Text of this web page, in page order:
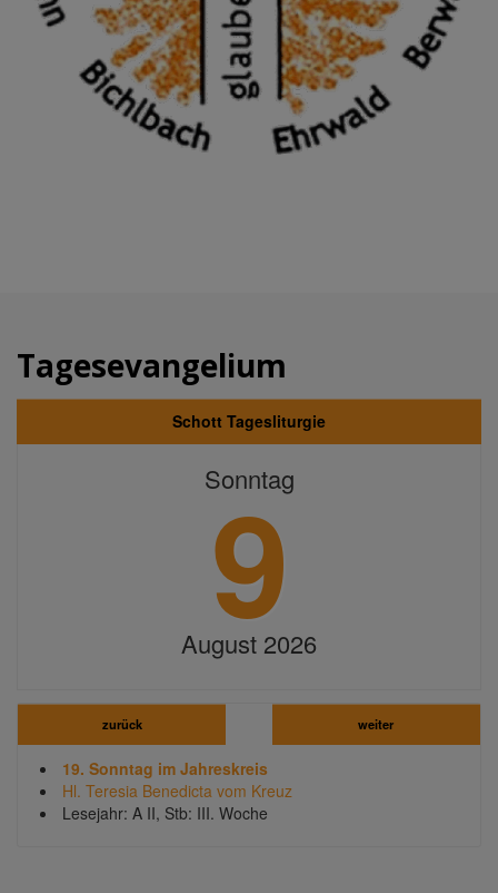
Tagesevangelium
Schott Tagesliturgie
Sonntag
9
August 2026
zurück weiter
19. Sonntag im Jahreskreis
Hl. Teresia Benedicta vom Kreuz
Lesejahr: A II, Stb: III. Woche